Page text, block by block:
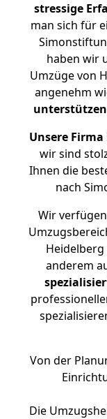
stressige
man sich für
haben wir
Umzüge von
angenehm
unterstützen
Unsere
wir sind
Ihnen die
nach
Wir
anderem
Von der
Die